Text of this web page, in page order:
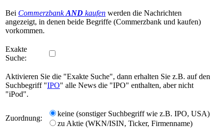
Bei CommerzbankAND kaufen werden die Nachrichten
angezeigt, in denen beide Begriffe (Commerzbank und kaufen)
vorkommen.
Exakte
Suche:
Aktivieren Sie die "Exakte Suche", dann erhalten Sie z.B. auf den
Suchbegriff "IPO" alle News die "IPO" enthalten, aber nicht
"iPod".
Zuordnung:
keine (sonstiger Suchbegriff wie z.B. IPO, USA)
zu Aktie (WKN/ISIN, Ticker, Firmenname)